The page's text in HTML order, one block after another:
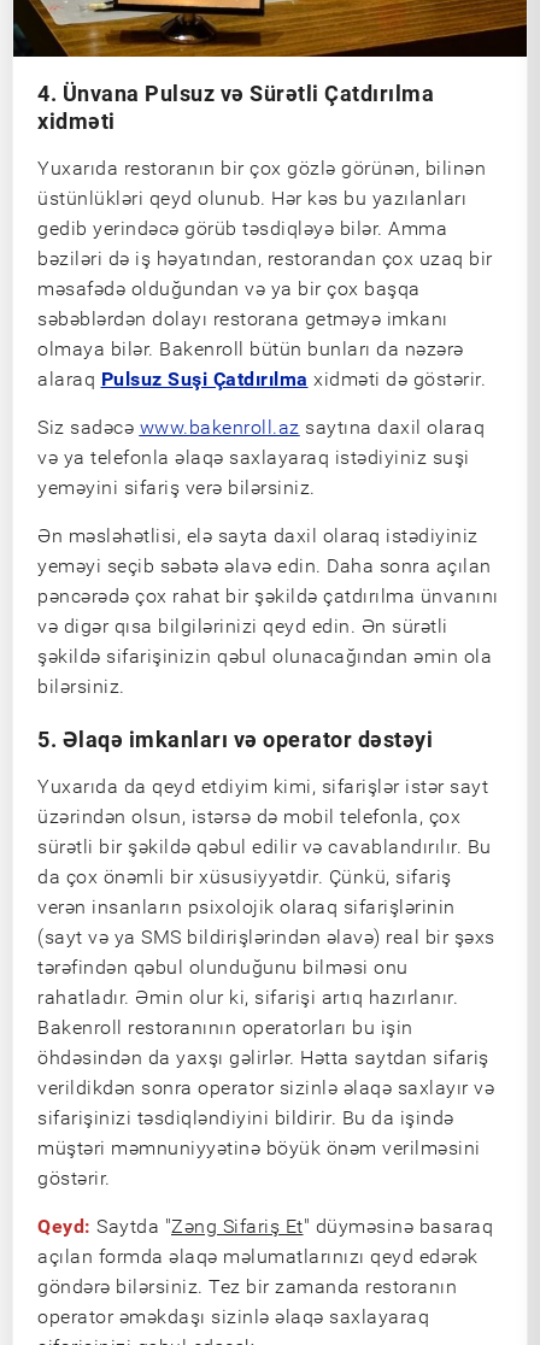
4. Ünvana Pulsuz və Sürətli Çatdırılma
xidməti
Yuxarıda restoranın bir çox gözlə görünən, bilinən
üstünlükləri qeyd olunub. Hər kəs bu yazılanları
gedib yerindəcə görüb təsdiqləyə bilər. Amma
bəziləri də iş həyatından, restorandan çox uzaq bir
məsafədə olduğundan və ya bir çox başqa
səbəblərdən dolayı restorana getməyə imkanı
olmaya bilər. Bakenroll bütün bunları da nəzərə
alaraq Pulsuz Suşi Çatdırılma xidməti də göstərir.
Siz sadəcə www.bakenroll.az saytına daxil olaraq
və ya telefonla əlaqə saxlayaraq istədiyiniz suşi
yeməyini sifariş verə bilərsiniz.
Ən məsləhətlisi, elə sayta daxil olaraq istədiyiniz
yeməyi seçib səbətə əlavə edin. Daha sonra açılan
pəncərədə çox rahat bir şəkildə çatdırılma ünvanını
və digər qısa bilgilərinizi qeyd edin. Ən sürətli
şəkildə sifarişinizin qəbul olunacağından əmin ola
bilərsiniz.
5. Əlaqə imkanları və operator dəstəyi
Yuxarıda da qeyd etdiyim kimi, sifarişlər istər sayt
üzərindən olsun, istərsə də mobil telefonla, çox
sürətli bir şəkildə qəbul edilir və cavablandırılır. Bu
da çox önəmli bir xüsusiyyətdir. Çünkü, sifariş
verən insanların psixolojik olaraq sifarişlərinin
(sayt və ya SMS bildirişlərindən əlavə) real bir şəxs
tərəfindən qəbul olunduğunu bilməsi onu
rahatladır. Əmin olur ki, sifarişi artıq hazırlanır.
Bakenroll restoranının operatorları bu işin
öhdəsindən da yaxşı gəlirlər. Hətta saytdan sifariş
verildikdən sonra operator sizinlə əlaqə saxlayır və
sifarişinizi təsdiqləndiyini bildirir. Bu da işində
müştəri məmnuniyyətinə böyük önəm verilməsini
göstərir.
Qeyd: Saytda "Zəng Sifariş Et" düyməsinə basaraq
açılan formda əlaqə məlumatlarınızı qeyd edərək
göndərə bilərsiniz. Tez bir zamanda restoranın
operator əməkdaşı sizinlə əlaqə saxlayaraq